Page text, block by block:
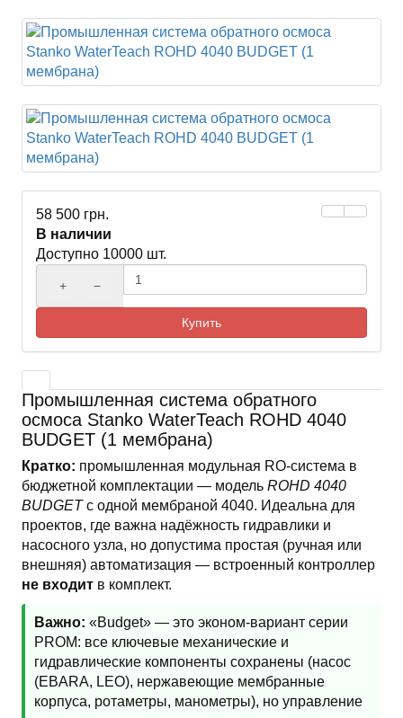
58 500 грн.
В наличии
Доступно 10000 шт.
+ −
Купить
Промышленная система обратного
осмоса Stanko WaterTeach ROHD 4040
BUDGET (1 мембрана)
Кратко: промышленная модульная RO-система в
бюджетной комплектации — модель ROHD 4040
BUDGETс одной мембраной 4040. Идеальна для
проектов, где важна надёжность гидравлики и
насосного узла, но допустима простая (ручная или
внешняя) автоматизация — встроенный контроллер
не входит в комплект.
Важно: «Budget» — это эконом-вариант серии
PROM: все ключевые механические и
гидравлические компоненты сохранены (насос
(EBARA, LEO), нержавеющие мембранные
корпуса, ротаметры, манометры), но управление